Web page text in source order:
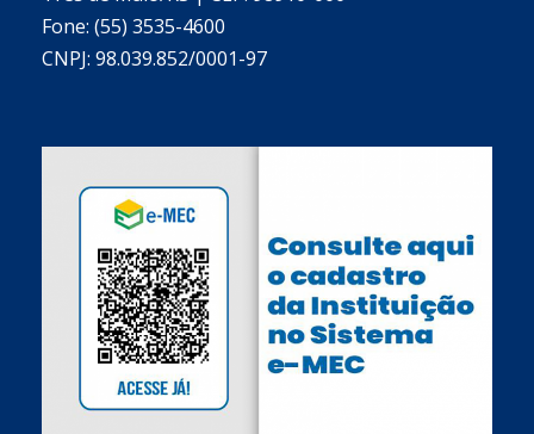
Fone: (55) 3535-4600
CNPJ: 98.039.852/0001-97